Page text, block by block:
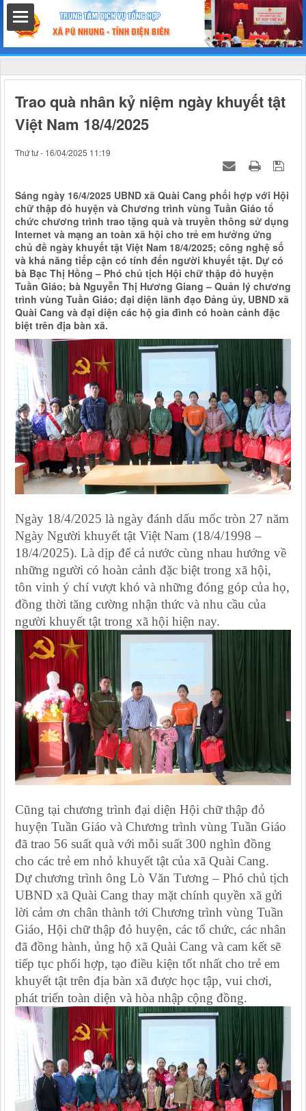
chính
Trao quà nhân kỷ niệm ngày khuyết tật
Việt Nam 18/4/2025
Thứ tư - 16/04/2025 11:19
Sáng ngày 16/4/2025 UBND xã Quài Cang phối hợp với Hội
chữ thập đỏ huyện và Chương trình vùng Tuần Giáo tổ
chức chương trình trao tặng quà và truyền thông sử dụng
Internet và mạng an toàn xã hội cho trẻ em hưởng ứng
chủ đề ngày khuyết tật Việt Nam 18/4/2025; công nghệ số
và khả năng tiếp cận có tính đến người khuyết tật. Dự có
bà Bạc Thị Hồng – Phó chủ tịch Hội chữ thập đỏ huyện
Tuần Giáo; bà Nguyễn Thị Hương Giang – Quản lý chương
trình vùng Tuần Giáo; đại diện lãnh đạo Đảng ủy, UBND xã
Quài Cang và đại diện các hộ gia đình có hoàn cảnh đặc
biệt trên địa bàn xã.
Ngày 18/4/2025 là ngày đánh dấu mốc tròn 27 năm
Ngày Người khuyết tật Việt Nam (18/4/1998 –
18/4/2025). Là dịp để cả nước cùng nhau hướng về
những người có hoàn cảnh đặc biệt trong xã hội,
tôn vinh ý chí vượt khó và những đóng góp của họ,
đồng thời tăng cường nhận thức và nhu cầu của
người khuyết tật trong xã hội hiện nay.
Cũng tại chương trình đại diện Hội chữ thập đỏ
huyện Tuần Giáo và Chương trình vùng Tuần Giáo
đã trao 56 suất quà với mỗi suất 300 nghìn đồng
cho các trẻ em nhỏ khuyết tật của xã Quài Cang.
Dự chương trình ông Lò Văn Tương – Phó chủ tịch
UBND xã Quài Cang thay mặt chính quyền xã gửi
lời cảm ơn chân thành tới Chương trình vùng Tuần
Giáo, Hội chữ thập đỏ huyện, các tổ chức, các nhân
đã đồng hành, ủng hộ xã Quài Cang và cam kết sẽ
tiếp tục phối hợp, tạo điều kiện tốt nhất cho trẻ em
khuyết tật trên địa bàn xã được học tập, vui chơi,
phát triển toàn diện và hòa nhập cộng đồng.